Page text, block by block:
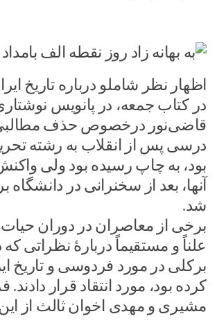
اظهار نظر شاملو درباره تاریخ
در کتاب جمعه، در پانویس
قاضی‌نور درخصوص حذف
درسی پس از انقلاب به رشته
بود، به چاپ رسیده بود ولی
آنها، بعد از سخنرانی در دانشگاه
شد.
برخی از معاصران در دوران حیات
علناً و مستقیماً دربارهٔ نظراتی که
برکلی در مورد فردوسی و تاریخ
کرده بود، مورد انتقاد قرار دادند.
مشیری و مهدی اخوان ثالث از